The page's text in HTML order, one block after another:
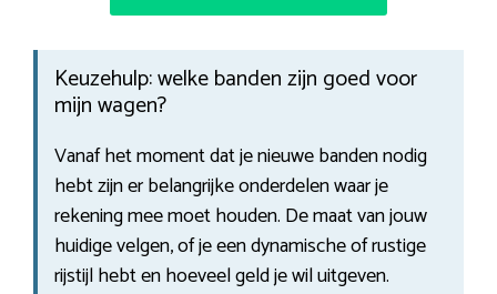
Keuzehulp: welke banden zijn goed voor
mijn wagen?
Vanaf het moment dat je nieuwe banden nodig
hebt zijn er belangrijke onderdelen waar je
rekening mee moet houden. De maat van jouw
huidige velgen, of je een dynamische of rustige
rijstijl hebt en hoeveel geld je wil uitgeven.